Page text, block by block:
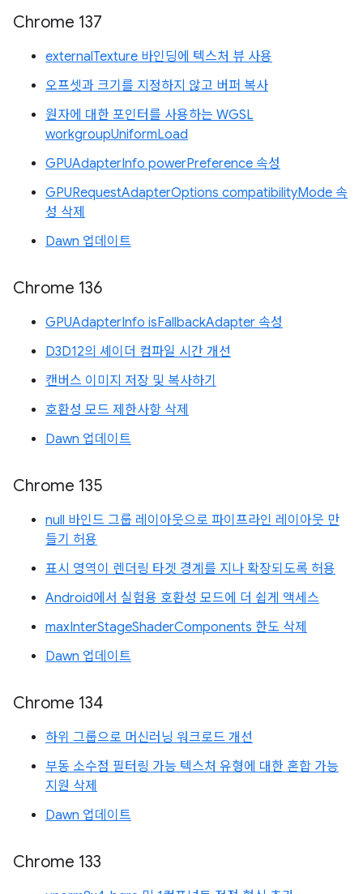
Chrome 137
externalTexture 바인딩에 텍스처 뷰 사용
오프셋과 크기를 지정하지 않고 버퍼 복사
원자에 대한 포인터를 사용하는 WGSL
workgroupUniformLoad
GPUAdapterInfo powerPreference 속성
GPURequestAdapterOptions compatibilityMode 속
성 삭제
Dawn 업데이트
Chrome 136
GPUAdapterInfo isFallbackAdapter 속성
D3D12의 셰이더 컴파일 시간 개선
캔버스 이미지 저장 및 복사하기
호환성 모드 제한사항 삭제
Dawn 업데이트
Chrome 135
null 바인드 그룹 레이아웃으로 파이프라인 레이아웃 만
들기 허용
표시 영역이 렌더링 타겟 경계를 지나 확장되도록 허용
Android에서 실험용 호환성 모드에 더 쉽게 액세스
maxInterStageShaderComponents 한도 삭제
Dawn 업데이트
Chrome 134
하위 그룹으로 머신러닝 워크로드 개선
부동 소수점 필터링 가능 텍스처 유형에 대한 혼합 가능
지원 삭제
Dawn 업데이트
Chrome 133